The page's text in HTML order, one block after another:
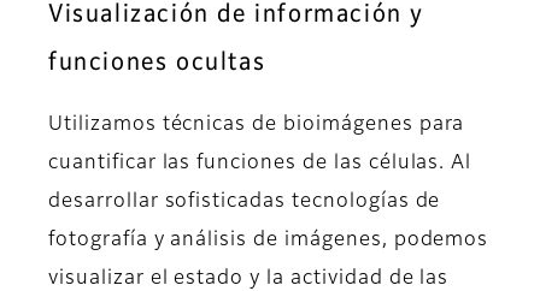
Visualización de información y
funciones ocultas
Utilizamos técnicas de bioimágenes para
cuantificar las funciones de las células. Al
desarrollar sofisticadas tecnologías de
fotografía y análisis de imágenes, podemos
visualizar el estado y la actividad de las